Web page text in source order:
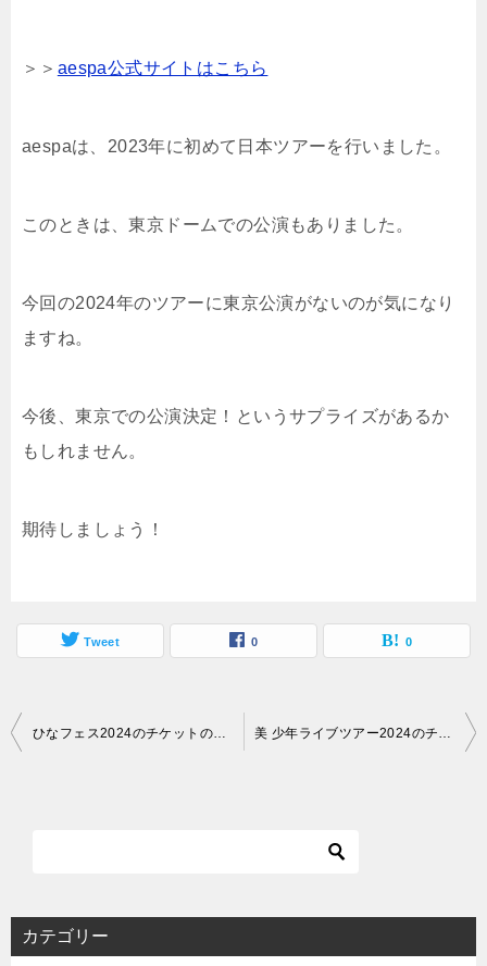
＞＞ aespa公式サイトはこちら
aespaは、2023年に初めて日本ツアーを行いました。
このときは、東京ドームでの公演もありました。
今回の2024年のツアーに東京公演がないのが気になり
ますね。
今後、東京での公演決定！というサプライズがあるか
もしれません。
期待しましょう！
Tweet 0 0
投
シ
ひなフェス2024のチケットの取り方は？公演スケジュールと会場についても詳しくご紹介！ 美 少年ライブツアー2024のチケット一般販売はいつ？公演日程と会場も詳しくご紹介
カテゴリー